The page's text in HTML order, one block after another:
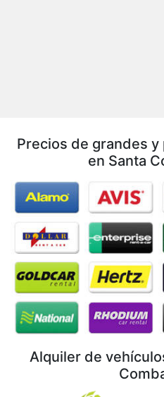
Precios de grandes
en Santa
Alquiler de